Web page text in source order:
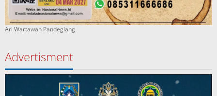
Ari Wartawan Pandeglang
Advertisment